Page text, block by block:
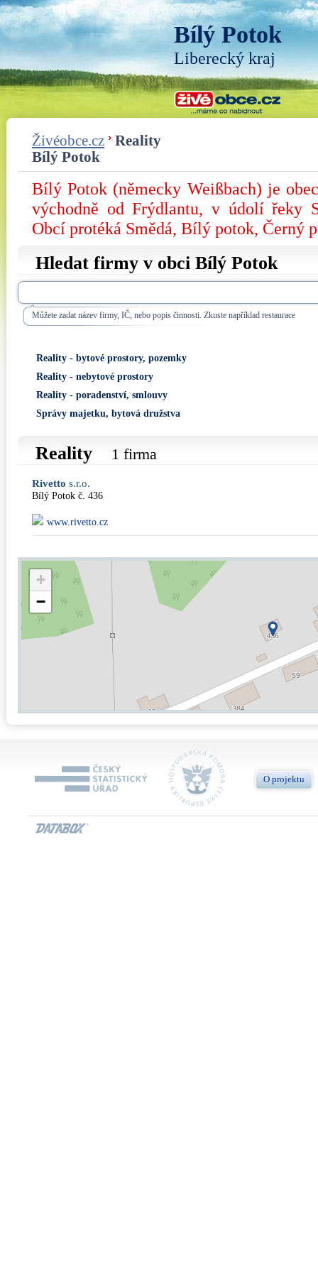
Bílý Potok
Liberecký kraj
Živéobce.cz
Reality
Bílý Potok
Bílý Potok (německy Weißbach) je
východně od Frýdlantu, v údolí řeky
Obcí protéká Smědá, Bílý potok, Černý
Hledat firmy v obci Bílý Potok
Můžete zadat název firmy, IČ, nebo popis činnosti. Zkuste například restaurace
Reality - bytové prostory, pozemky
Reality - nebytové prostory
Reality - poradenství, smlouvy
Správy majetku, bytová družstva
Reality 1 firma
Rivetto s.r.o.
Bílý Potok č. 436
www.rivetto.cz
+
−
O projektu